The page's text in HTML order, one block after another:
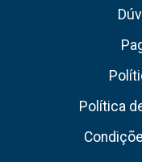
Política